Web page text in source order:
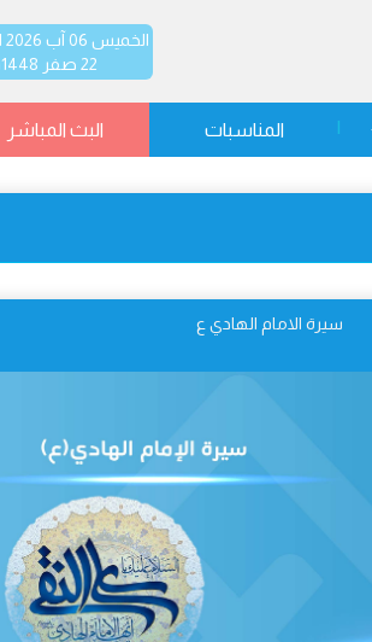
الخميس 06 آب 2026 الموافق لـ
22 صفر 1448هـ
المناسبات البث المباشر
سيرة الامام الهادي ع